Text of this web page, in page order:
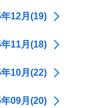
12月(19)
11月(18)
10月(22)
09月(20)